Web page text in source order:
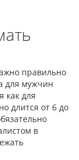
правильно
для мужчин
как для
длится от 6 до
в